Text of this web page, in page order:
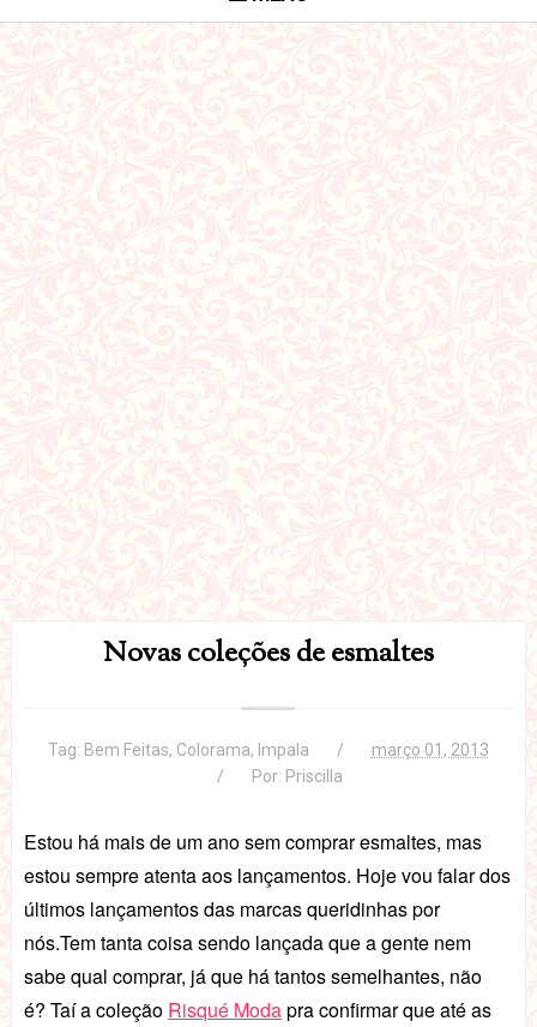
Novas coleções de esmaltes
Tag: Bem Feitas, Colorama, Impala
março 01, 2013
Por: Priscilla
Estou há mais de um ano sem comprar esmaltes, mas
estou sempre atenta aos lançamentos. Hoje vou falar dos
últimos lançamentos das marcas queridinhas por
nós.Tem tanta coisa sendo lançada que a gente nem
sabe qual comprar, já que há tantos semelhantes, não
é? Taí a coleção Risqué Modapra confirmar que até as